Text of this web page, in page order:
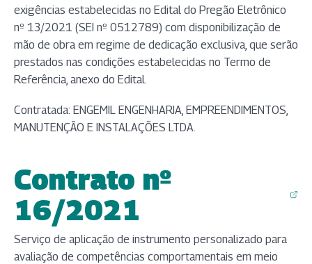
exigências estabelecidas no Edital do Pregão Eletrônico
nº 13/2021 (SEI nº 0512789) com disponibilização de
mão de obra em regime de dedicação exclusiva, que serão
prestados nas condições estabelecidas no Termo de
Referência, anexo do Edital.
Contratada: ENGEMIL ENGENHARIA, EMPREENDIMENTOS,
MANUTENÇÃO E INSTALAÇÕES LTDA.
Contrato nº
16/2021
(abre em nova aba)
Serviço de aplicação de instrumento personalizado para
avaliação de competências comportamentais em meio